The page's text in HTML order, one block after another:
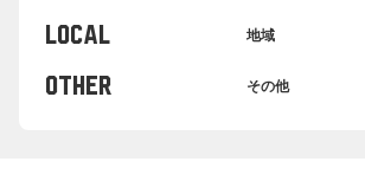
LOCAL 地域
OTHER その他